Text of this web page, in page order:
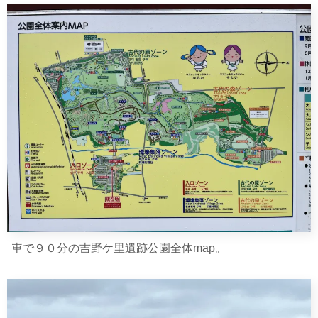
車で９０分の吉野ケ里遺跡公園全体map。